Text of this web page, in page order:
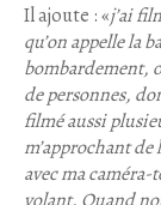
Il ajoute : «j’ai
qu’on appelle la
bombardement,
de personnes,
filmé aussi
m’approchant
avec ma